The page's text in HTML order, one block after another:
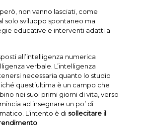
non vanno lasciati, come
solo sviluppo spontaneo ma
educative e interventi adatti a
all’intelligenza numerica
verbale. L’intelligenza
necessaria quanto lo studio
quest’ultima è un campo che
nei suoi primi giorni di vita, verso
ad insegnare un po’ di
L’intento è di sollecitare il
.